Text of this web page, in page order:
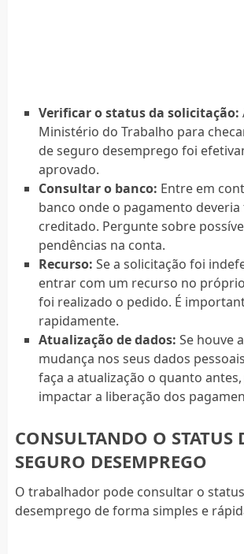
Verificar o status da solicitação:
Ministério do Trabalho para
de seguro desemprego foi
aprovado.
Consultar o banco: Entre em
banco onde o pagamento
creditado. Pergunte sobre
pendências na conta.
Recurso: Se a solicitação foi
entrar com um recurso no
foi realizado o pedido. É
rapidamente.
Atualização de dados: Se houve
mudança nos seus dados
faça a atualização o quanto
impactar a liberação dos
CONSULTANDO O STATUS
SEGURO DESEMPREGO
O trabalhador pode consultar o
desemprego de forma simples e